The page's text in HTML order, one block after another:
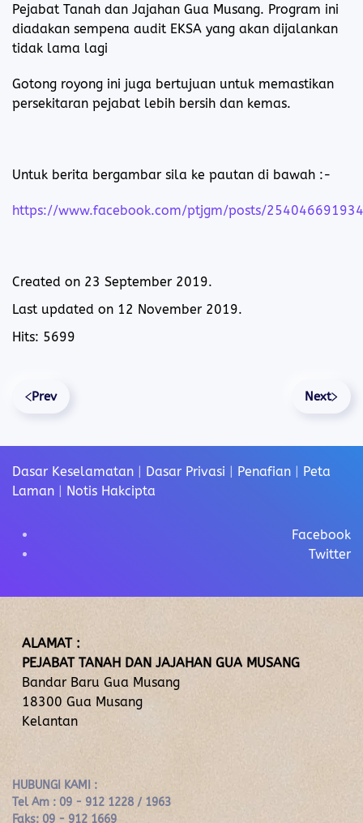
Pejabat Tanah dan Jajahan Gua Musang. Program ini
diadakan sempena audit EKSA yang akan dijalankan
tidak lama lagi
Gotong royong ini juga bertujuan untuk memastikan
persekitaran pejabat lebih bersih dan kemas.
Untuk berita bergambar sila ke pautan di bawah :-
https://www.facebook.com/ptjgm/posts/
Created on 23 September 2019.
Last updated on 12 November 2019.
Hits: 5699
Prev Next
Dasar Keselamatan Dasar Privasi Penafian
Peta
Laman
Notis Hakcipta
Facebook
Twitter
ALAMAT :
PEJABAT TANAH DAN JAJAHAN GUA MUSANG
Bandar Baru Gua Musang
18300 Gua Musang
Kelantan
HUBUNGI KAMI :
Tel Am : 09 - 912 1228 / 1963
Faks: 09 - 912 1669